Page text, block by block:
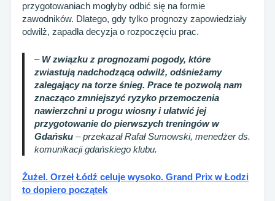
przygotowaniach mogłyby odbić się na formie
zawodników. Dlatego, gdy tylko prognozy zapowiedziały
odwilż, zapadła decyzja o rozpoczęciu prac.
– W związku z prognozami pogody, które
zwiastują nadchodzącą odwilż, odśnieżamy
zalegający na torze śnieg. Prace te pozwolą nam
znacząco zmniejszyć ryzyko przemoczenia
nawierzchni u progu wiosny i ułatwić jej
przygotowanie do pierwszych treningów w
Gdańsku – przekazał Rafał Sumowski, menedżer ds.
komunikacji gdańskiego klubu.
Żużel. Orzeł Łódź celuje wysoko. Grand Prix w Łodzi
to dopiero początek